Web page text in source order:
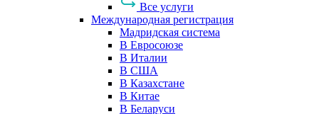
Все услуги
Международная регистрация
Мадридская система
В Евросоюзе
В Италии
В США
В Казахстане
В Китае
В Беларуси